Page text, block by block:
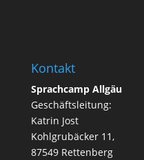
Kontakt
Sprachcamp Allgäu
Geschäftsleitung:
Katrin Jost
Kohlgrubäcker 11,
87549 Rettenberg